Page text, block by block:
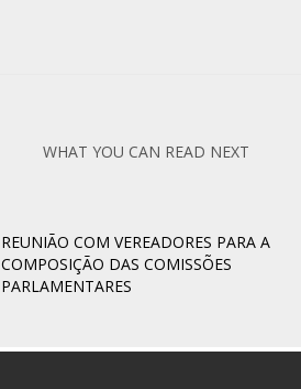
WHAT YOU CAN READ NEXT
REUNIÃO COM VEREADORES PARA A
COMPOSIÇÃO DAS COMISSÕES
PARLAMENTARES